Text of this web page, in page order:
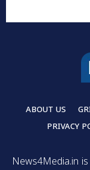
ABOUT US
PRIVACY
News4Media.in